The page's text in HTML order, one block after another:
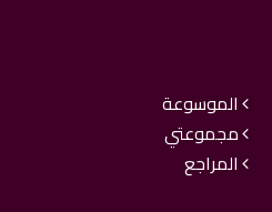
الموسوعة
مجموعتي
المراجع